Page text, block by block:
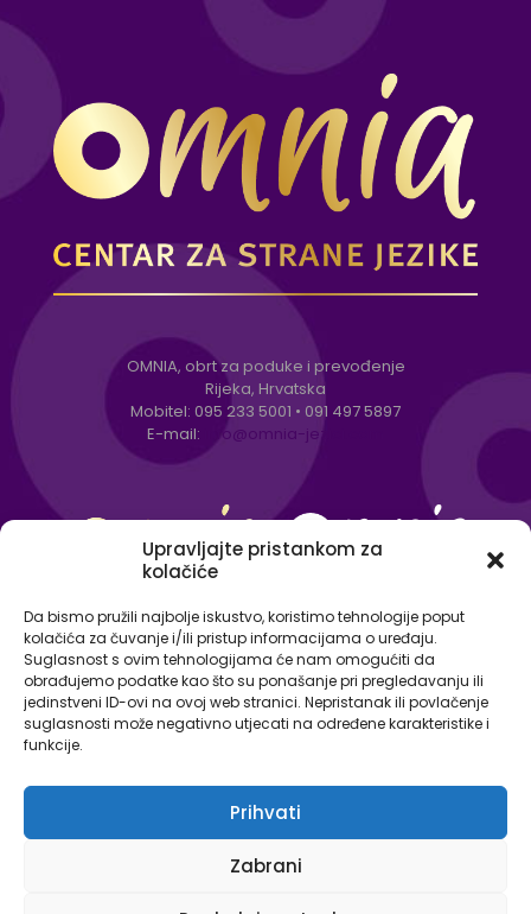
Upravljajte pristankom za
kolačiće
Da bismo pružili najbolje iskustvo, koristimo tehnologije poput
kolačića za čuvanje i/ili pristup informacijama o uređaju.
Suglasnost s ovim tehnologijama će nam omogućiti da
obrađujemo podatke kao što su ponašanje pri pregledavanju ili
jedinstveni ID-ovi na ovoj web stranici. Nepristanak ili povlačenje
suglasnosti može negativno utjecati na određene karakteristike i
funkcije.
Prihvati
Zabrani
OMNIA, obrt za poduke i prevođenje
Rijeka, Hrvatska
Mobitel: 095 233 5001 • 091 497 5897
E-mail:
info@omnia-jezici.com
© Omnia - centar za strane jezike 2026. Sva prava